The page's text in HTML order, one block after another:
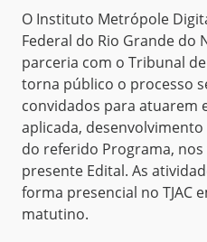
O Instituto Metrópole
Federal do Rio Grande do
parceria com o Tribunal de
torna público o processo
convidados para atuarem
aplicada,
do referido Programa,
presente Edital. As
forma presencial no TJAC
matutino.